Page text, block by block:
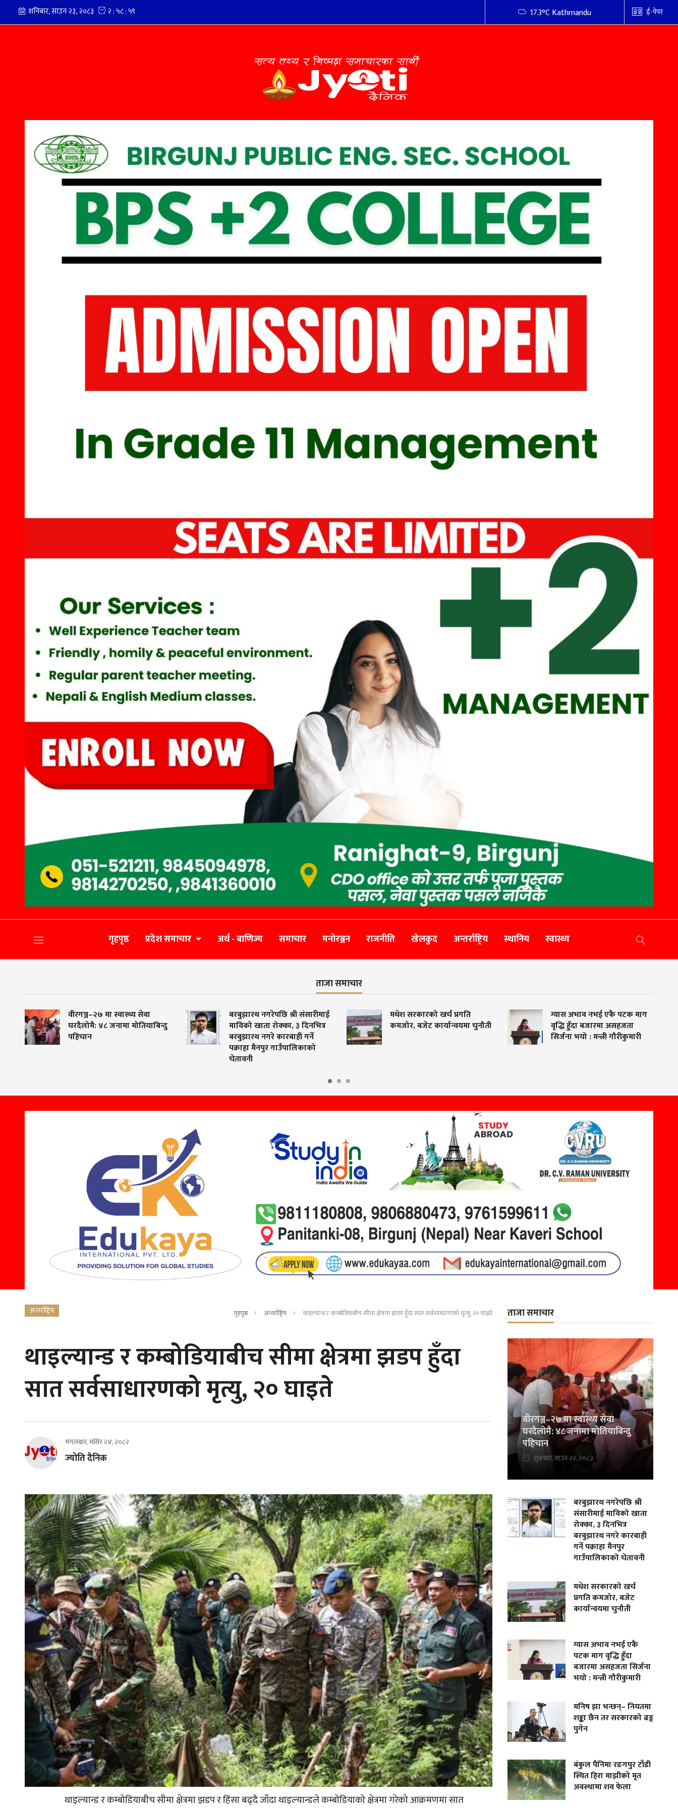
ई-पेपर
गृहपृष्ठ प्रदेश समाचार अर्थ - बाणिज्य समाचार मनोरञ्जन राजनीति खेलकुद अन्तर्राष्ट्रिय स्थानिय स्वास्थ्य
ताजा समाचार
वीरगञ्ज–२७ मा स्वास्थ्य सेवा
घरदैलोमै: ४८ जनामा मोतियाबिन्दु
पहिचान
बरबुझारथ नगरेपछि श्री संसारीमाई
माविको खाता रोक्का, ३ दिनभित्र
बरबुझारथ नगरे कारबाही गर्ने
पक्राहा मैनपुर गाउँपालिकाको
चेतावनी
मधेश सरकारको खर्च प्रगति
कमजोर, बजेट कार्यान्वयमा चुनौती
ग्यास अभाव नभई एकै पटक माग
वृद्धि हुँदा बजारमा असहजता
सिर्जना भयो : मन्त्री गौरीकुमारी
अन्तर्राष्ट्रिय गृहपृष्ठ अन्तर्राष्ट्रिय थाइल्यान्ड र कम्बोडियाबीच सीमा क्षेत्रमा झडप हुँदा सात सर्वसाधारणको मृत्यु, २० घाइते
थाइल्यान्ड र कम्बोडियाबीच सीमा क्षेत्रमा झडप हुँदा
सात सर्वसाधारणको मृत्यु, २० घाइते
मंगलबार, मंसिर २४, २०८२
ज्योति दैनिक
थाइल्यान्ड र कम्बोडियाबीच सीमा क्षेत्रमा झडप र हिंसा बढ्दै जाँदा थाइल्यान्डले कम्बोडियाको क्षेत्रमा गरेको आक्रमणमा सात
ताजा समाचार
वीरगञ्ज–२७ मा स्वास्थ्य सेवा
घरदैलोमै: ४८ जनामा मोतियाबिन्दु
पहिचान
शुक्रबार, साउन २२, २०८३
बरबुझारथ नगरेपछि श्री
संसारीमाई माविको खाता
रोक्का, ३ दिनभित्र
बरबुझारथ नगरे कारबाही
गर्ने पक्राहा मैनपुर
गाउँपालिकाको चेतावनी
मधेश सरकारको खर्च
प्रगति कमजोर, बजेट
कार्यान्वयमा चुनौती
ग्यास अभाव नभई एकै
पटक माग वृद्धि हुँदा
बजारमा असहजता सिर्जना
भयो : मन्त्री गौरीकुमारी
मनिष झा भन्छन्– नियतमा
शङ्का छैन तर सरकारको ढङ्ग
पुगेन
बंकुल पैनिमा रङगपुर टाँडी
स्थित हिरा माझीको मृत
अवस्थामा शव फेला